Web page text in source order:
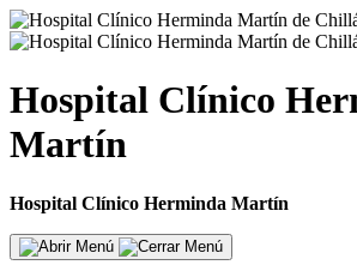
Hospital Clínico
Martín
Hospital Clínico Herminda Martín